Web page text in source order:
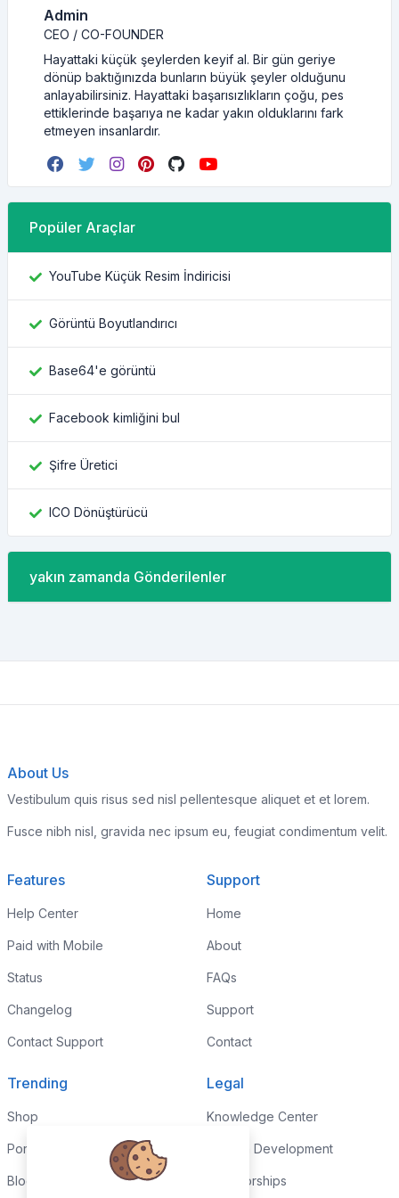
Admin
CEO / CO-FOUNDER
Hayattaki küçük şeylerden keyif al. Bir gün geriye
dönüp baktığınızda bunların büyük şeyler olduğunu
anlayabilirsiniz. Hayattaki başarısızlıkların çoğu, pes
ettiklerinde başarıya ne kadar yakın olduklarını fark
etmeyen insanlardır.
Popüler Araçlar
YouTube Küçük Resim İndiricisi
Görüntü Boyutlandırıcı
Base64'e görüntü
Facebook kimliğini bul
Şifre Üretici
ICO Dönüştürücü
yakın zamanda Gönderilenler
About Us
Vestibulum quis risus sed nisl pellentesque aliquet et et lorem.
Fusce nibh nisl, gravida nec ipsum eu, feugiat condimentum velit.
Features
Help Center
Paid with Mobile
Status
Changelog
Contact Support
Support
Home
About
FAQs
Support
Contact
Trending
Shop
Portfolio
Blog
Legal
Knowledge Center
Custom Development
Sponsorships